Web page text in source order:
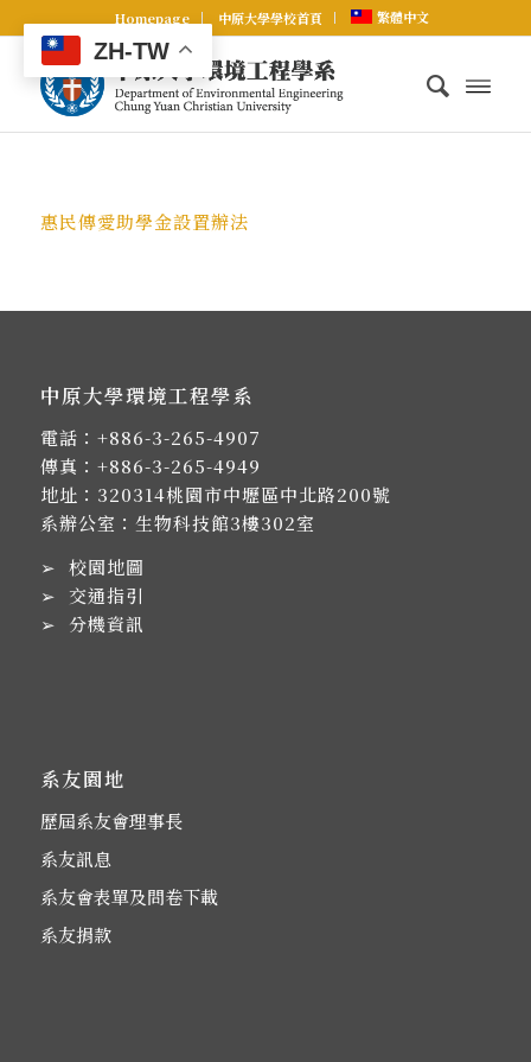
Homepage 中原大學學校首頁 繁體中文
惠民傳愛助學金設置辦法
中原大學環境工程學系
電話： +886-3-265-4907
傳真：+886-3-265-4949
地址： 320314桃園市中壢區中北路200號
系辦公室：生物科技館3樓302室
➢ 校園地圖
➢ 交通指引
➢ 分機資訊
系友園地
歷屆系友會理事長
系友訊息
系友會表單及問卷下載
系友捐款
ZH-TW